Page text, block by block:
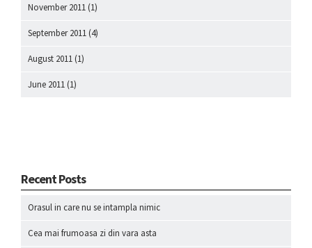
November 2011 (1)
September 2011 (4)
August 2011 (1)
June 2011 (1)
Recent Posts
Orasul in care nu se intampla nimic
Cea mai frumoasa zi din vara asta